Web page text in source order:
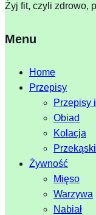
Żyj fit, czyli zdrowo,
Menu
Home
Przepisy
Przepisy
Obiad
Kolacja
Przekąski
Żywność
Mięso
Warzywa
Nabiał